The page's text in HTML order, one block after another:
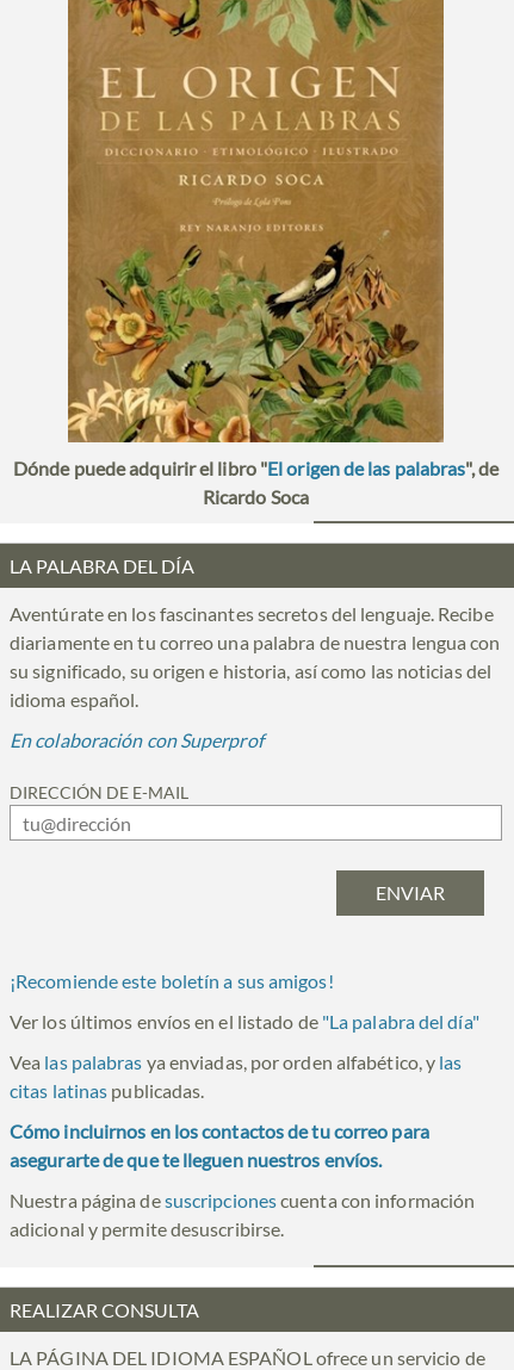
Dónde puede adquirir el libro "El origen de las palabras", de
Ricardo Soca
LA PALABRA DEL DÍA
Aventúrate en los fascinantes secretos del lenguaje. Recibe
diariamente en tu correo una palabra de nuestra lengua con
su significado, su origen e historia, así como las noticias del
idioma español.
En colaboración con Superprof
DIRECCIÓN DE E-MAIL
¡Recomiende este boletín a sus amigos!
Ver los últimos envíos en el listado de "La palabra del día"
Vea las palabras ya enviadas, por orden alfabético, y las
citas latinas publicadas.
Cómo incluirnos en los contactos de tu correo para
asegurarte de que te lleguen nuestros envíos.
Nuestra página desuscripcionescuenta con información
adicional y permite desuscribirse.
REALIZAR CONSULTA
LA PÁGINA DEL IDIOMA ESPAÑOL ofrece un servicio de